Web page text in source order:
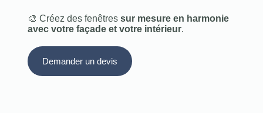
🎨 Créez des fenêtres sur mesure en harmonie
avec votre façade et votre intérieur.
Demander un devis